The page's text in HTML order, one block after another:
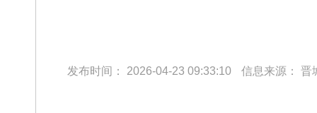
发布时间： 2026-04-23 09:33:10 信息来源： 晋